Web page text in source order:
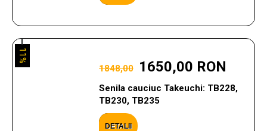
1848,00 1650,00 RON
Senila cauciuc Takeuchi: TB228,
TB230, TB235
DETALII
11%